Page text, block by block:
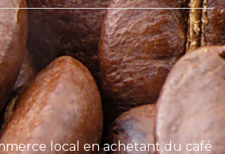
local en achetant du café